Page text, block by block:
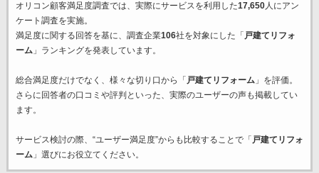
オリコン顧客満足度調査では、実際にサービスを利用した17,650人にアン
ケート調査を実施。
満足度に関する回答を基に、調査企業106社を対象にした「 戸建てリフォ
ーム」ランキングを発表しています。
総合満足度だけでなく、様々な切り口から「 戸建てリフォーム」を評価。
さらに回答者の口コミや評判といった、実際のユーザーの声も掲載してい
ます。
サービス検討の際、“ユーザー満足度”からも比較することで「 戸建てリフォ
ーム」選びにお役立てください。